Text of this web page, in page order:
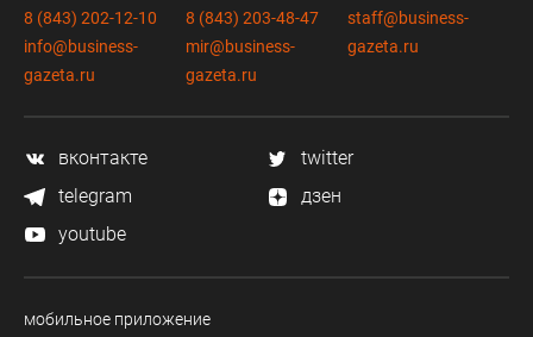
8 (843) 202-12-10
info@business-
gazeta.ru
8 (843) 203-48-47
mir@business-
gazeta.ru
staff@business-
gazeta.ru
вконтакте
twitter
telegram
дзен
youtube
мобильное приложение